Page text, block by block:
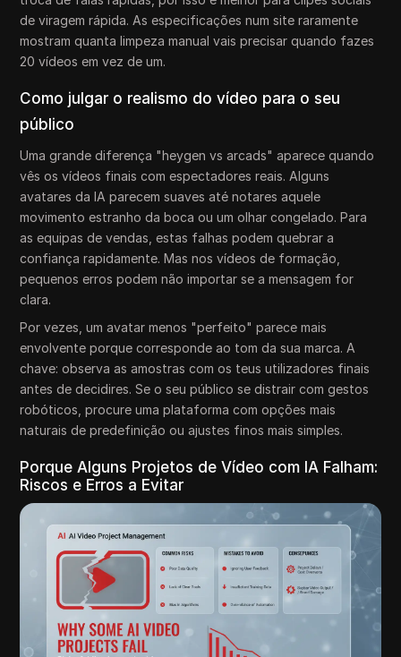
de viragem rápida. As especificações num site raramente
mostram quanta limpeza manual vais precisar quando fazes
20 vídeos em vez de um.
Como julgar o realismo do vídeo para o seu
público
Uma grande diferença "heygen vs arcads" aparece quando
vês os vídeos finais com espectadores reais. Alguns
avatares da IA parecem suaves até notares aquele
movimento estranho da boca ou um olhar congelado. Para
as equipas de vendas, estas falhas podem quebrar a
confiança rapidamente. Mas nos vídeos de formação,
pequenos erros podem não importar se a mensagem for
clara.
Por vezes, um avatar menos "perfeito" parece mais
envolvente porque corresponde ao tom da sua marca. A
chave: observa as amostras com os teus utilizadores finais
antes de decidires. Se o seu público se distrair com gestos
robóticos, procure uma plataforma com opções mais
naturais de predefinição ou ajustes finos mais simples.
Porque Alguns Projetos de Vídeo com IA Falham:
Riscos e Erros a Evitar